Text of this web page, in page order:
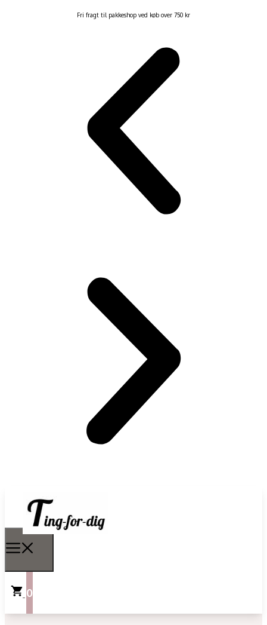
Fri fragt til pakkeshop ved køb over 750 kr
0